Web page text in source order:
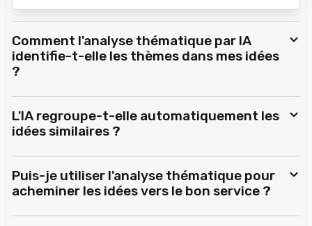
Comment l'analyse thématique par IA
identifie-t-elle les thèmes dans mes idées
?
L'IA regroupe-t-elle automatiquement les
idées similaires ?
Puis-je utiliser l'analyse thématique pour
acheminer les idées vers le bon service ?